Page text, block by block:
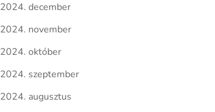
2024. december
2024. november
2024. október
2024. szeptember
2024. augusztus